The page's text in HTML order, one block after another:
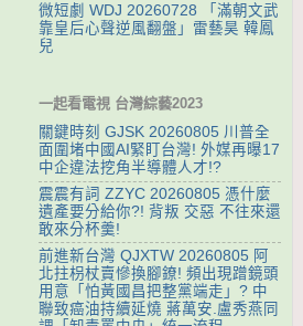
微短劇 WDJ 20260728 「滿朝文武
靠皇后心聲逆風翻盤」雷藝昊 韓鳳
兒
一起看電視 台灣綜藝2023
關鍵時刻 GJSK 20260805 川普全
面圍堵中國AI緊盯台灣! 外媒再曝17
中企違法挖角半導體人才!?
震震有詞 ZZYC 20260805 憑什麼
遺產要分給你?! 背叛 交惡 不往來還
敢來分杯羹!
前進新台灣 QJXTW 20260805 阿
北拄枴杖賣慘換腳鐐! 頻出現蹭鏡頭
用意「怕黃國昌把整黨端走」? 中
聯致癌油持續延燒 蔣萬安.盧秀燕同